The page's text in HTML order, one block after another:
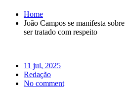
Home
João Campos se manifesta
ser tratado com respeito
11 jul, 2025
Redação
No comment